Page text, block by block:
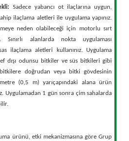
Sadece yabancı ot ilaçlarına uygun,
ilaçlama aletleri ile uygulama yapınız.
neden olabileceği için motorlu sırt
Sınırlı alanlarda nokta uygulaması
ilaçlama aletleri kullanınız. Uygulama
dışı odunsu bitkiler ve süs bitkileri gibi
doğrudan veya bitki gövdesinin
(0,5 m) yarıçapındaki alana ürün
Uygulamadan 1 gün sonra çim sahalarda
ürünü, etki mekanizmasına göre Grup